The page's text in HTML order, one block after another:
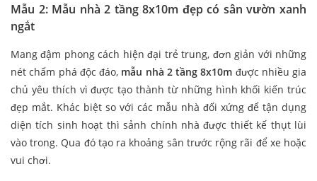
Mẫu 2: Mẫu nhà 2 tầng 8x10m đẹp có sân vườn xanh
ngắt
Mang đậm phong cách hiện đại trẻ trung, đơn giản với những
nét chấm phá độc đáo, mẫu nhà 2 tầng 8x10m được nhiều gia
chủ yêu thích vì được tạo thành từ những hình khối kiến trúc
đẹp mắt. Khác biệt so với các mẫu nhà đối xứng để tận dụng
diện tích sinh hoạt thì sảnh chính nhà được thiết kế thụt lùi
vào trong. Qua đó tạo ra khoảng sân trước rộng rãi để xe hoặc
vui chơi.